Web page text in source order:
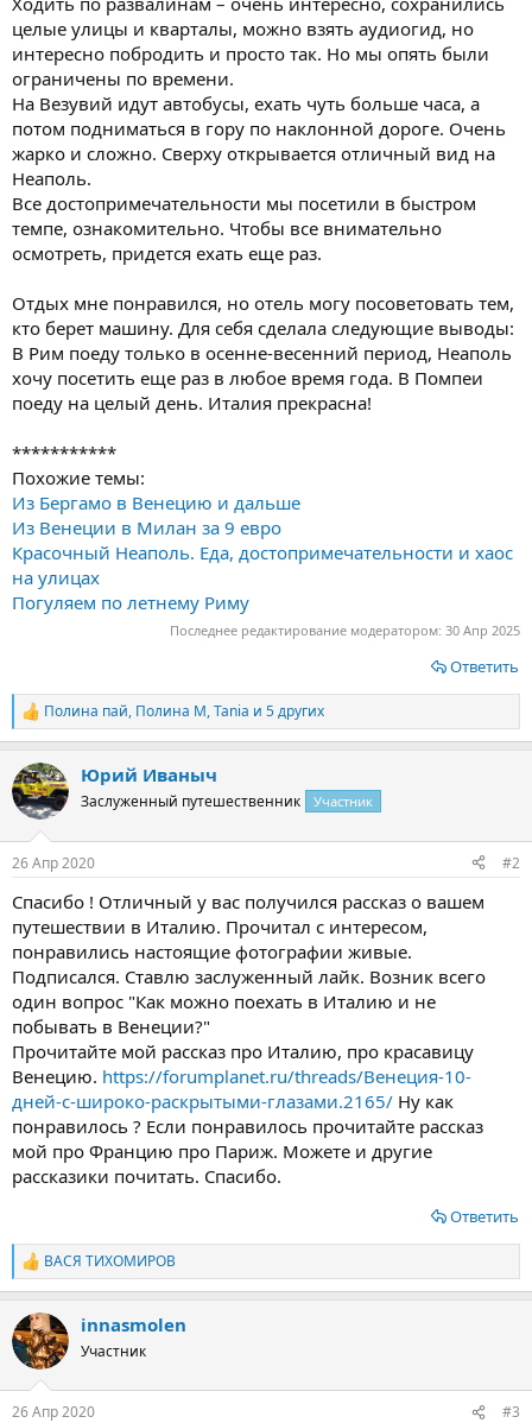
целые улицы и кварталы, можно взять аудиогид, но
интересно побродить и просто так. Но мы опять были
ограничены по времени.
На Везувий идут автобусы, ехать чуть больше часа, а
потом подниматься в гору по наклонной дороге. Очень
жарко и сложно. Сверху открывается отличный вид на
Неаполь.
Все достопримечательности мы посетили в быстром
темпе, ознакомительно. Чтобы все внимательно
осмотреть, придется ехать еще раз.
Отдых мне понравился, но отель могу посоветовать тем,
кто берет машину. Для себя сделала следующие выводы:
В Рим поеду только в осенне-весенний период, Неаполь
хочу посетить еще раз в любое время года. В Помпеи
поеду на целый день. Италия прекрасна!
***********
Похожие темы:
Из Бергамо в Венецию и дальше
Из Венеции в Милан за 9 евро
Красочный Неаполь. Еда, достопримечательности и хаос
на улицах
Погуляем по летнему Риму
Последнее редактирование модератором: 30 Апр 2025
Ответить
Р
е
к
ц
и
Полина пай, Полина М,Tania и 5 других
Юрий Иваныч
Заслуженный путешественник Участник
26 Апр 2020 #2
Спасибо ! Отличный у вас получился рассказ о вашем
путешествии в Италию. Прочитал с интересом,
понравились настоящие фотографии живые.
Подписался. Ставлю заслуженный лайк. Возник всего
один вопрос "Как можно поехать в Италию и не
побывать в Венеции?"
Прочитайте мой рассказ про Италию, про красавицу
Венецию. https://forumplanet.ru/threads/Венеция-10-
дней-с-широко-раскрытыми-глазами.2165/ Ну как
понравилось ? Если понравилось прочитайте рассказ
мой про Францию про Париж. Можете и другие
рассказики почитать. Спасибо.
Ответить
Р
е
к
ц
и
ВАСЯ ТИХОМИРОВ
innasmolen
Участник
26 Апр 2020 #3